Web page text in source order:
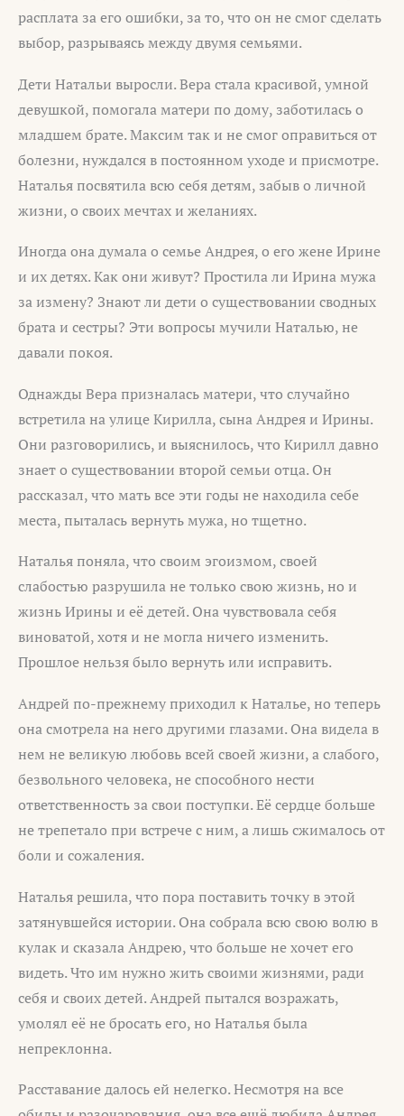
расплата за его ошибки, за то, что он не смог сделать
выбор, разрываясь между двумя семьями.
Дети Натальи выросли. Вера стала красивой, умной
девушкой, помогала матери по дому, заботилась о
младшем брате. Максим так и не смог оправиться от
болезни, нуждался в постоянном уходе и присмотре.
Наталья посвятила всю себя детям, забыв о личной
жизни, о своих мечтах и желаниях.
Иногда она думала о семье Андрея, о его жене Ирине
и их детях. Как они живут? Простила ли Ирина мужа
за измену? Знают ли дети о существовании сводных
брата и сестры? Эти вопросы мучили Наталью, не
давали покоя.
Однажды Вера призналась матери, что случайно
встретила на улице Кирилла, сына Андрея и Ирины.
Они разговорились, и выяснилось, что Кирилл давно
знает о существовании второй семьи отца. Он
рассказал, что мать все эти годы не находила себе
места, пыталась вернуть мужа, но тщетно.
Наталья поняла, что своим эгоизмом, своей
слабостью разрушила не только свою жизнь, но и
жизнь Ирины и её детей. Она чувствовала себя
виноватой, хотя и не могла ничего изменить.
Прошлое нельзя было вернуть или исправить.
Андрей по-прежнему приходил к Наталье, но теперь
она смотрела на него другими глазами. Она видела в
нем не великую любовь всей своей жизни, а слабого,
безвольного человека, не способного нести
ответственность за свои поступки. Её сердце больше
не трепетало при встрече с ним, а лишь сжималось от
боли и сожаления.
Наталья решила, что пора поставить точку в этой
затянувшейся истории. Она собрала всю свою волю в
кулак и сказала Андрею, что больше не хочет его
видеть. Что им нужно жить своими жизнями, ради
себя и своих детей. Андрей пытался возражать,
умолял её не бросать его, но Наталья была
непреклонна.
Расставание далось ей нелегко. Несмотря на все